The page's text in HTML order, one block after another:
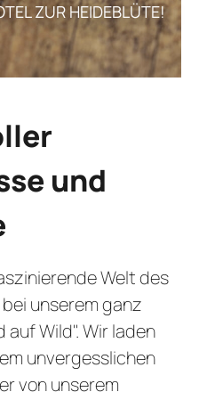
ZUR HEIDEBLÜTE!
und
Welt des
unserem ganz
Wild". Wir laden
unvergesslichen
von unserem